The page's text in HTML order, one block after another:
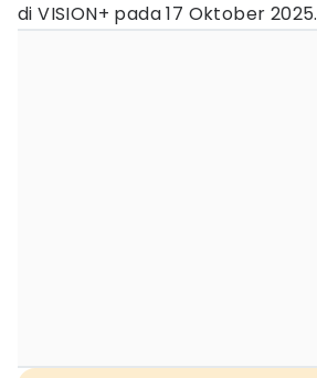
di VISION+ pada 17 Oktober 2025.